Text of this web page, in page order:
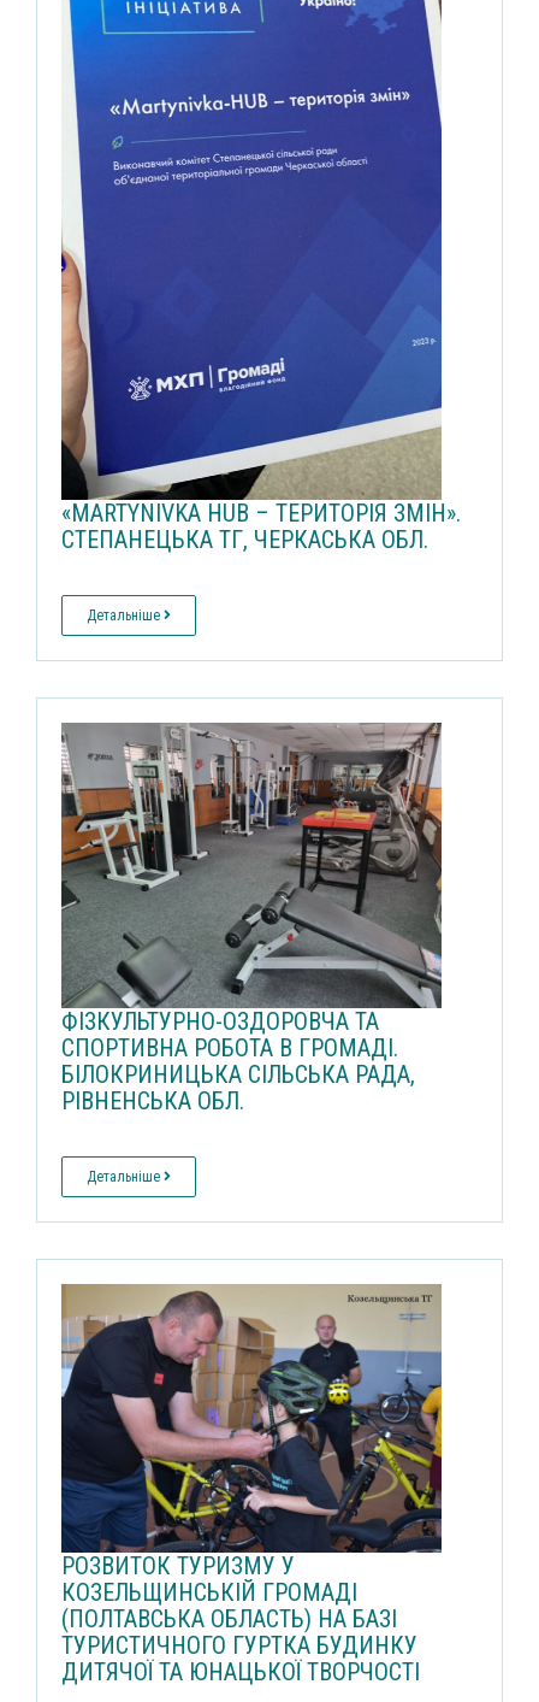
«MARTYNIVKA HUB – ТЕРИТОРІЯ ЗМІН».
СТЕПАНЕЦЬКА ТГ, ЧЕРКАСЬКА ОБЛ.
Детальніше
ФІЗКУЛЬТУРНО-ОЗДОРОВЧА ТА
СПОРТИВНА РОБОТА В ГРОМАДІ.
БІЛОКРИНИЦЬКА СІЛЬСЬКА РАДА,
РІВНЕНСЬКА ОБЛ.
Детальніше
РОЗВИТОК ТУРИЗМУ У
КОЗЕЛЬЩИНСЬКІЙ ГРОМАДІ
(ПОЛТАВСЬКА ОБЛАСТЬ) НА БАЗІ
ТУРИСТИЧНОГО ГУРТКА БУДИНКУ
ДИТЯЧОЇ ТА ЮНАЦЬКОЇ ТВОРЧОСТІ